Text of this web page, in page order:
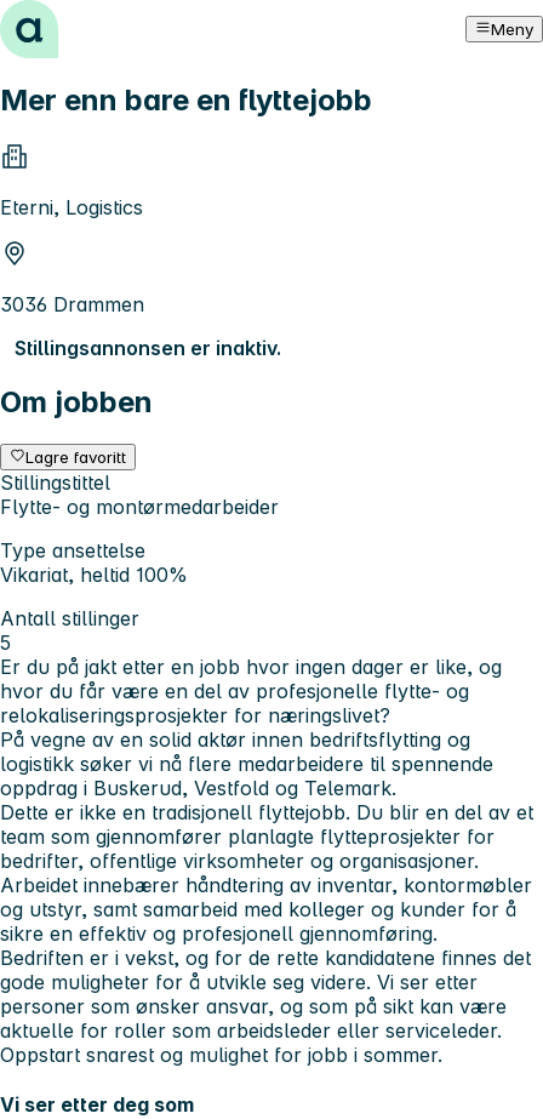
Hopp til innhold Meny
Mer enn bare en flyttejobb
Eterni, Logistics
3036 Drammen
Stillingsannonsen er inaktiv.
Om jobben
Lagre favoritt
Stillingstittel
Flytte- og montørmedarbeider
Type ansettelse
Vikariat, heltid 100%
Antall stillinger
5
Er du på jakt etter en jobb hvor ingen dager er like, og
hvor du får være en del av profesjonelle flytte- og
relokaliseringsprosjekter for næringslivet?
På vegne av en solid aktør innen bedriftsflytting og
logistikk søker vi nå flere medarbeidere til spennende
oppdrag i Buskerud, Vestfold og Telemark.
Dette er ikke en tradisjonell flyttejobb. Du blir en del av et
team som gjennomfører planlagte flytteprosjekter for
bedrifter, offentlige virksomheter og organisasjoner.
Arbeidet innebærer håndtering av inventar, kontormøbler
og utstyr, samt samarbeid med kolleger og kunder for å
sikre en effektiv og profesjonell gjennomføring.
Bedriften er i vekst, og for de rette kandidatene finnes det
gode muligheter for å utvikle seg videre. Vi ser etter
personer som ønsker ansvar, og som på sikt kan være
aktuelle for roller som arbeidsleder eller serviceleder.
Oppstart snarest og mulighet for jobb i sommer.
Vi ser etter deg som